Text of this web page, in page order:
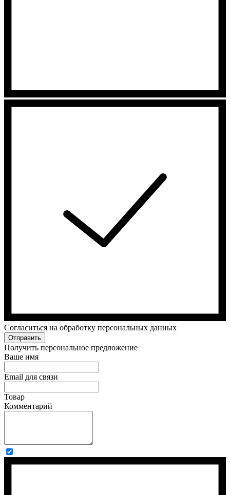
Cогласиться на обработку персональных данных
Отправить
Получить персональное предложение
Ваше имя
Email для связи
Товар
Комментарий